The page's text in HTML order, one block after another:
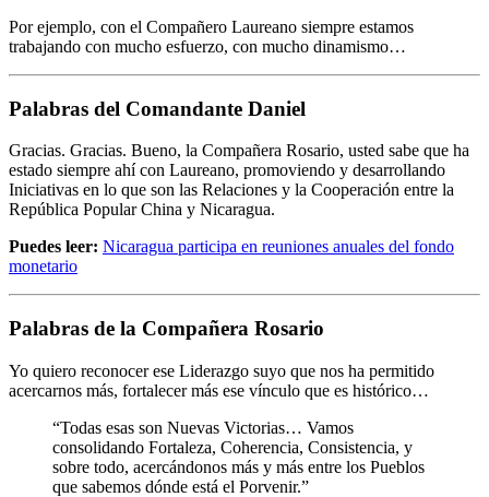
Por ejemplo, con el Compañero Laureano siempre estamos
trabajando con mucho esfuerzo, con mucho dinamismo…
Palabras del Comandante Daniel
Gracias. Gracias. Bueno, la Compañera Rosario, usted sabe que ha
estado siempre ahí con Laureano, promoviendo y desarrollando
Iniciativas en lo que son las Relaciones y la Cooperación entre la
República Popular China y Nicaragua.
Puedes leer: Nicaragua participa en reuniones anuales del fondo
monetario
Palabras de la Compañera Rosario
Yo quiero reconocer ese Liderazgo suyo que nos ha permitido
acercarnos más, fortalecer más ese vínculo que es histórico…
“Todas esas son Nuevas Victorias… Vamos
consolidando Fortaleza, Coherencia, Consistencia, y
sobre todo, acercándonos más y más entre los Pueblos
que sabemos dónde está el Porvenir.”